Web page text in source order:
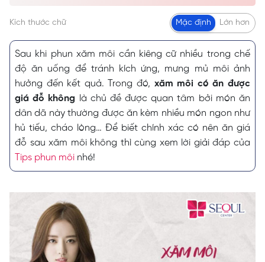
Kích thước chữ Mặc định Lớn hơn
Sau khi phun xăm môi cần kiêng cữ nhiều trong chế
độ ăn uống để tránh kích ứng, mưng mủ môi ảnh
hưởng đến kết quả. Trong đó, xăm môi có ăn được
giá đỗ không
là chủ đề được quan tâm bởi món ăn
dân dã này thường được ăn kèm nhiều món ngon như
hủ tiếu, cháo lòng… Để biết chính xác có nên ăn giá
đỗ sau xăm môi không thì cùng xem lời giải đáp của
Tips phun môi nhé!